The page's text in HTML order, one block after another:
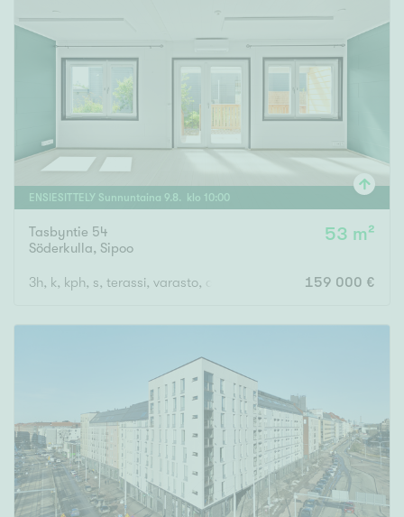
ENSIESITTELY Sunnuntaina 9. 8 . klo 10:00
Tasbyntie 54
Söderkulla, Sipoo
53 m²
3h, k, kph, s, terassi, varasto, autokatospaikka 159 000 €